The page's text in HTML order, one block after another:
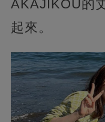
AKAJIKOU的
起來。